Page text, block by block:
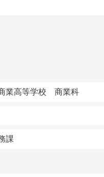
業高等学校 商業科
課